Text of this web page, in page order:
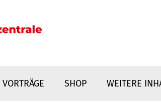
VORTRÄGE SHOP WEITERE